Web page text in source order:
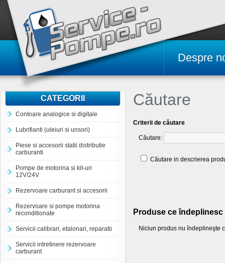
Despre
CATEGORII
Contoare analogice si digitale
Lubrifianti (uleiuri si unsori)
Piese si accesorii statii distributie
carburanti
Pompe de motorina si kit-uri
12V/24V
Rezervoare carburant si accesorii
Rezervoare si pompe motorina
reconditionate
Servicii calibrari, etalonari, reparatii
Servicii intretinere rezervoare
carburant
Căutare
Criterii de căutare
Căutare:
Căutare in descrierea
Produse ce
Niciun produs nu îndeplineşte